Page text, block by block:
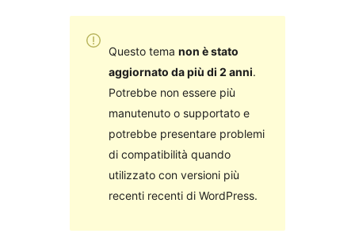
Questo tema non è stato
aggiornato da più di 2 anni.
Potrebbe non essere più
manutenuto o supportato e
potrebbe presentare problemi
di compatibilità quando
utilizzato con versioni più
recenti recenti di WordPress.